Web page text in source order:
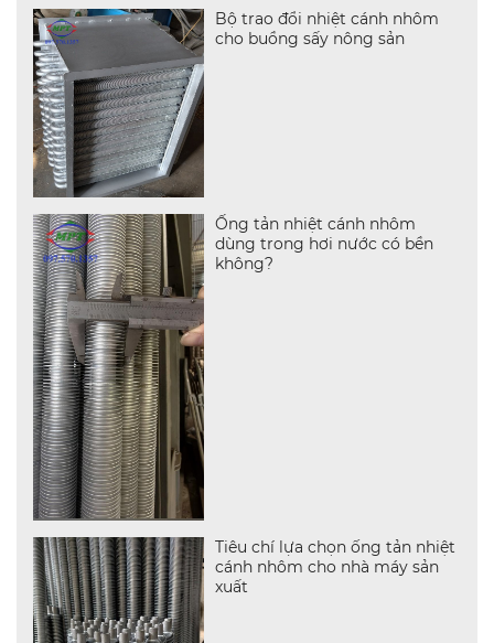
Bộ trao đổi nhiệt cánh nhôm
cho buồng sấy nông sản
Ống tản nhiệt cánh nhôm
dùng trong hơi nước có bền
không?
Tiêu chí lựa chọn ống tản nhiệt
cánh nhôm cho nhà máy sản
xuất